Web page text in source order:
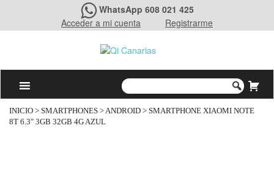
WhatsApp 608 021 425
Acceder a mi cuenta
Registrarme
INICIO > SMARTPHONES >ANDROID > SMARTPHONE XIAOMI NOTE
8T 6.3″ 3GB 32GB 4G AZUL